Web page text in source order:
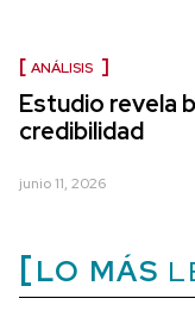
ANÁLISIS
Estudio revela
credibilidad
junio 11, 2026
LO MÁS